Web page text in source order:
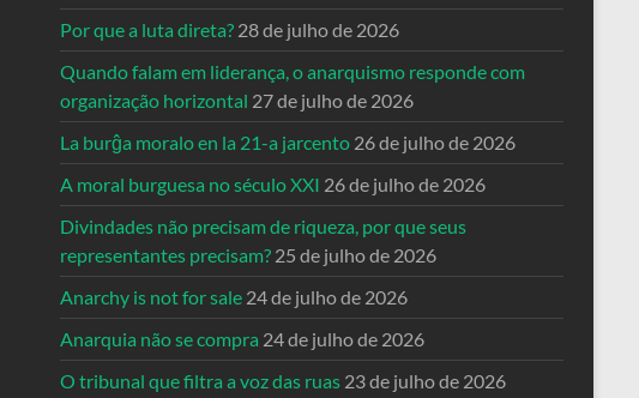
Por que a luta direta? 28 de julho de 2026
Quando falam em liderança, o anarquismo responde com
organização horizontal 27 de julho de 2026
La burĝa moralo en la 21-a jarcento 26 de julho de 2026
A moral burguesa no século XXI 26 de julho de 2026
Divindades não precisam de riqueza, por que seus
representantes precisam? 25 de julho de 2026
Anarchy is not for sale 24 de julho de 2026
Anarquia não se compra 24 de julho de 2026
O tribunal que filtra a voz das ruas 23 de julho de 2026